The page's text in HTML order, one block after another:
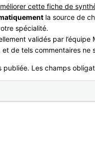
cette fiche de
la source de
spécialité.
validés par
de tels commentaires ne
publiée. Les champs